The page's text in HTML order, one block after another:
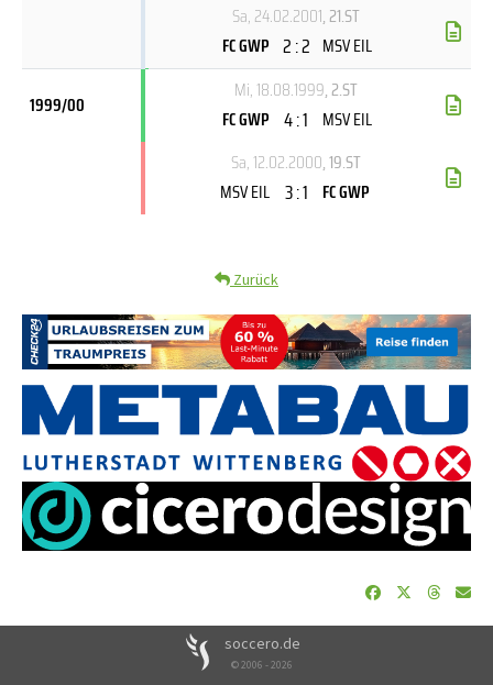
Sa, 24.02.2001, 21.ST
FC GWP 2 : 2 MSV EIL
1999/00
Mi, 18.08.1999, 2.ST
FC GWP 4 : 1 MSV EIL
Sa, 12.02.2000, 19.ST
MSV EIL 3 : 1 FC GWP
Zurück
soccero.de
© 2006 - 2026